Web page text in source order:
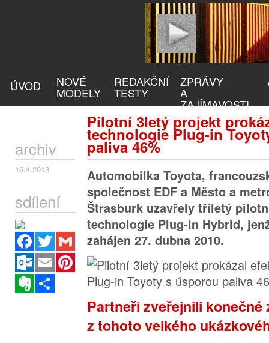
ÚVOD NOVÉ
MODELY
REDAKČNÍ
TESTY
ZPRÁVY
A
ZAJÍMAVOSTI
Pilotní 3letý projekt
technologie Plug-in
paliva 46%
archiv
16.4.2013
sdílení
Facebook
Twitter
Gmail
Outlook.com
Email
Pinterest
Evernote
Automobilka Toyota,
společnost EDF a Město a
Štrasburk uzavřely tříletý
technologie Plug-in Hybrid,
zahájen 27. dubna 2010.
Partneři zveřejnili
z tohoto velkého